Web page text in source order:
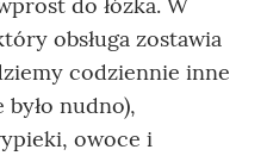
do łóżka. W
obsługa zostawia
codziennie inne
było nudno),
owoce i